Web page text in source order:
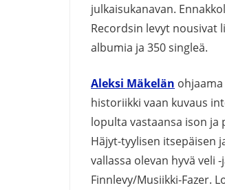
julkaisukanavan.
Recordsin levyt nousivat
albumia ja 350 singleä.
Aleksi Mäkelän
historiikki vaan kuvaus
lopulta vastaansa ison ja
Häjyt-tyylisen itsepäisen
vallassa olevan hyvä veli
Finnlevy/Musiikki-Fazer.